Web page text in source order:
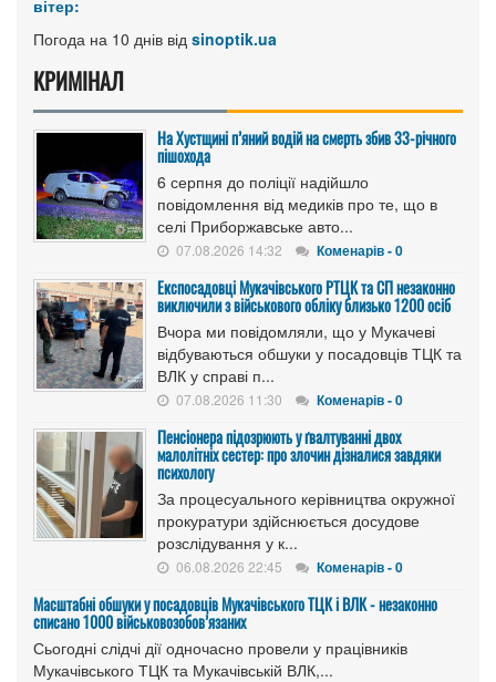
вітер:
Погода на 10 днів від sinoptik.ua
КРИМІНАЛ
На Хустщині п’яний водій на смерть збив 33-річного
пішохода
6 серпня до поліції надійшло
повідомлення від медиків про те, що в
селі Приборжавське авто...
07.08.2026 14:32 Коменарів - 0
Експосадовці Мукачівського РТЦК та СП незаконно
виключили з військового обліку близько 1200 осіб
Вчора ми повідомляли, що у Мукачеві
відбуваються обшуки у посадовців ТЦК та
ВЛК у справі п...
07.08.2026 11:30 Коменарів - 0
Пенсіонера підозрюють у ґвалтуванні двох
малолітніх сестер: про злочин дізналися завдяки
психологу
За процесуального керівництва окружної
прокуратури здійснюється досудове
розслідування у к...
06.08.2026 22:45 Коменарів - 0
Масштабні обшуки у посадовців Мукачівського ТЦК і ВЛК - незаконно
списано 1000 військовозобов’язаних
Сьогодні слідчі дії одночасно провели у працівників
Мукачівського ТЦК та Мукачівській ВЛК,...